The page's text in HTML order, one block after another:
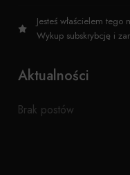
Jesteś właścielem tego
Wykup subskrybcję i
Aktualności
Brak postów